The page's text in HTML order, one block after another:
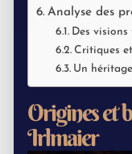
Analyse des
Des
Critiques
Un
Origines et
Irlmaier